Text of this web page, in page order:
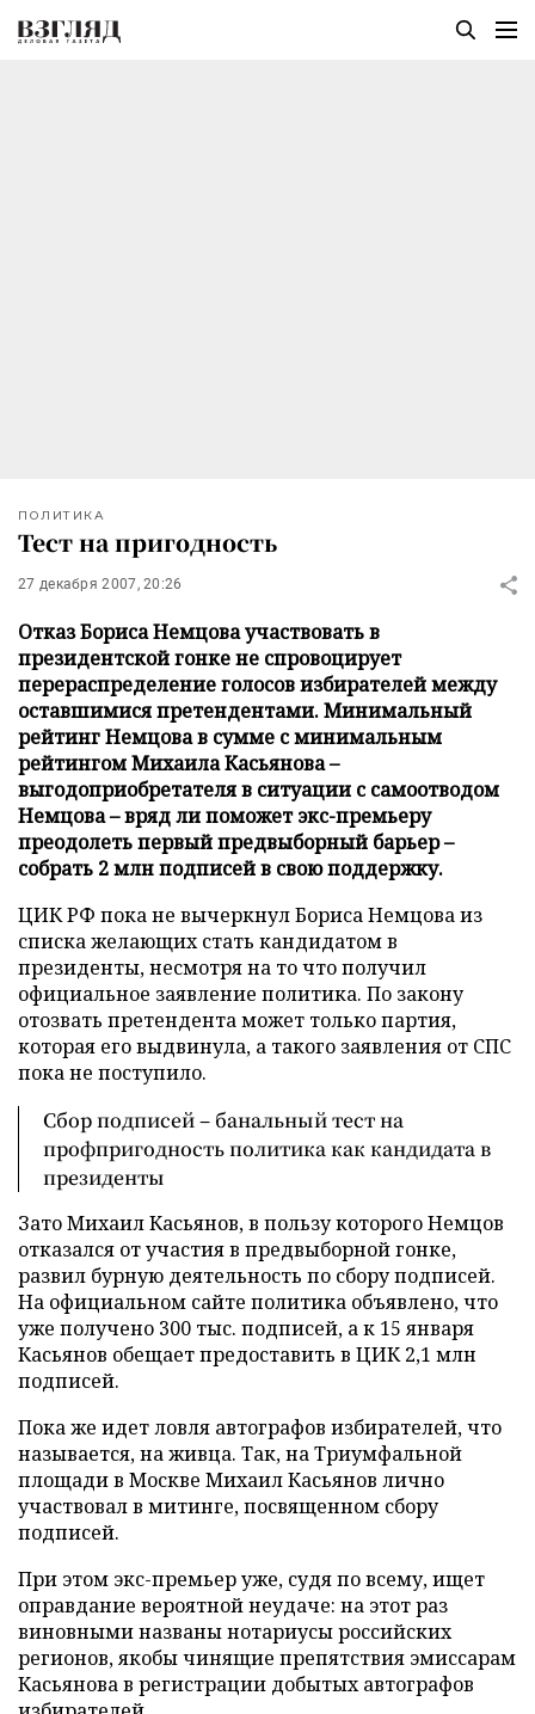
ПОЛИТИКА
Тест на пригодность
27 декабря 2007, 20:26
Отказ Бориса Немцова участвовать в
президентской гонке не спровоцирует
перераспределение голосов избирателей между
оставшимися претендентами. Минимальный
рейтинг Немцова в сумме с минимальным
рейтингом Михаила Касьянова –
выгодоприобретателя в ситуации с самоотводом
Немцова – вряд ли поможет экс-премьеру
преодолеть первый предвыборный барьер –
собрать 2 млн подписей в свою поддержку.
ЦИК РФ пока не вычеркнул Бориса Немцова из
списка желающих стать кандидатом в
президенты, несмотря на то что получил
официальное заявление политика. По закону
отозвать претендента может только партия,
которая его выдвинула, а такого заявления от СПС
пока не поступило.
Сбор подписей – банальный тест на
профпригодность политика как кандидата в
президенты
Зато Михаил Касьянов, в пользу которого Немцов
отказался от участия в предвыборной гонке,
развил бурную деятельность по сбору подписей.
На официальном сайте политика объявлено, что
уже получено 300 тыс. подписей, а к 15 января
Касьянов обещает предоставить в ЦИК 2,1 млн
подписей.
Пока же идет ловля автографов избирателей, что
называется, на живца. Так, на Триумфальной
площади в Москве Михаил Касьянов лично
участвовал в митинге, посвященном сбору
подписей.
При этом экс-премьер уже, судя по всему, ищет
оправдание вероятной неудаче: на этот раз
виновными названы нотариусы российских
регионов, якобы чинящие препятствия эмиссарам
Касьянова в регистрации добытых автографов